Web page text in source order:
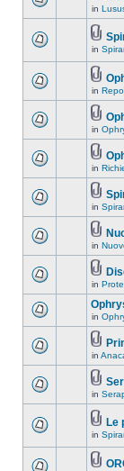
in
in
in
in
in
in
in
in
in
in
in
Le
in